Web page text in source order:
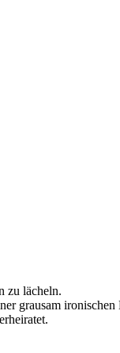
zu lächeln.
grausam